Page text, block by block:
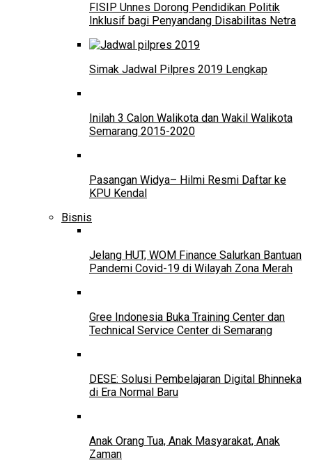
FISIP Unnes Dorong Pendidikan Politik
Inklusif bagi Penyandang Disabilitas Netra
Simak Jadwal Pilpres 2019 Lengkap
Inilah 3 Calon Walikota dan Wakil Walikota
Semarang 2015-2020
Pasangan Widya– Hilmi Resmi Daftar ke
KPU Kendal
Bisnis
Jelang HUT, WOM Finance Salurkan Bantuan
Pandemi Covid-19 di Wilayah Zona Merah
Gree Indonesia Buka Training Center dan
Technical Service Center di Semarang
DESE: Solusi Pembelajaran Digital Bhinneka
di Era Normal Baru
Anak Orang Tua, Anak Masyarakat, Anak
Zaman